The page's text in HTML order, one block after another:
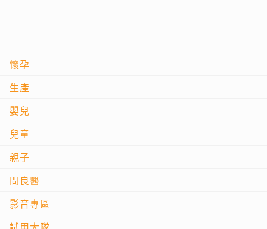
懷孕
生產
嬰兒
兒童
親子
問良醫
影音專區